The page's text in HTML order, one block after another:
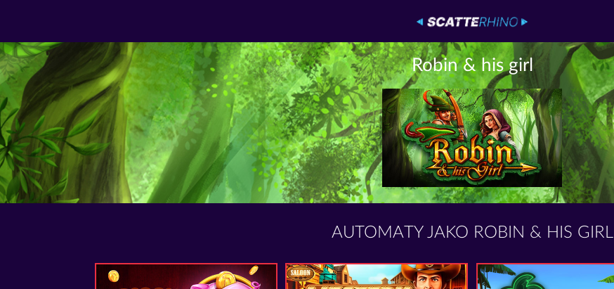
Robin & his girl
AUTOMATY JAKO ROBIN & HIS GIRL